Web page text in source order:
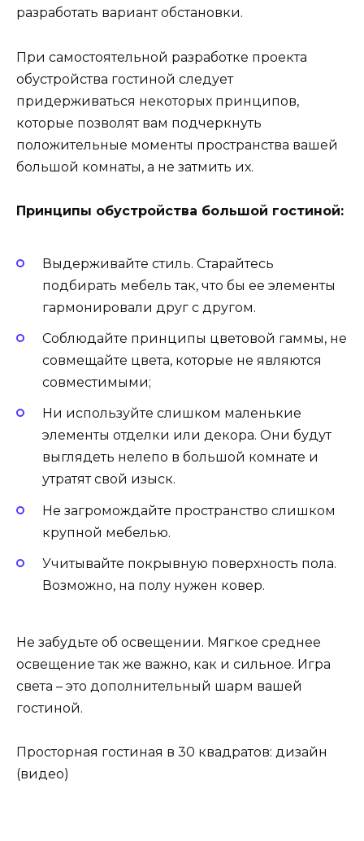
разработать вариант обстановки.
При самостоятельной разработке проекта
обустройства гостиной следует
придерживаться некоторых принципов,
которые позволят вам подчеркнуть
положительные моменты пространства вашей
большой комнаты, а не затмить их.
Принципы обустройства большой гостиной:
Выдерживайте стиль. Старайтесь
подбирать мебель так, что бы ее элементы
гармонировали друг с другом.
Соблюдайте принципы цветовой гаммы, не
совмещайте цвета, которые не являются
совместимыми;
Ни используйте слишком маленькие
элементы отделки или декора. Они будут
выглядеть нелепо в большой комнате и
утратят свой изыск.
Не загромождайте пространство слишком
крупной мебелью.
Учитывайте покрывную поверхность пола.
Возможно, на полу нужен ковер.
Не забудьте об освещении. Мягкое среднее
освещение так же важно, как и сильное. Игра
света – это дополнительный шарм вашей
гостиной.
Просторная гостиная в 30 квадратов: дизайн
(видео)